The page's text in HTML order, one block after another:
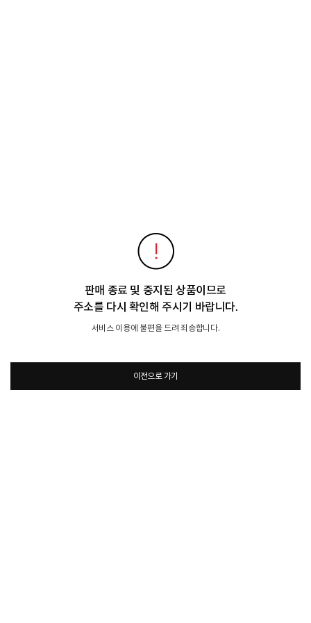
판매 종료 및 중지된 상품이므로
주소를 다시 확인해 주시기 바랍니다.
서비스 이용에 불편을 드려 죄송합니다.
이전으로 가기